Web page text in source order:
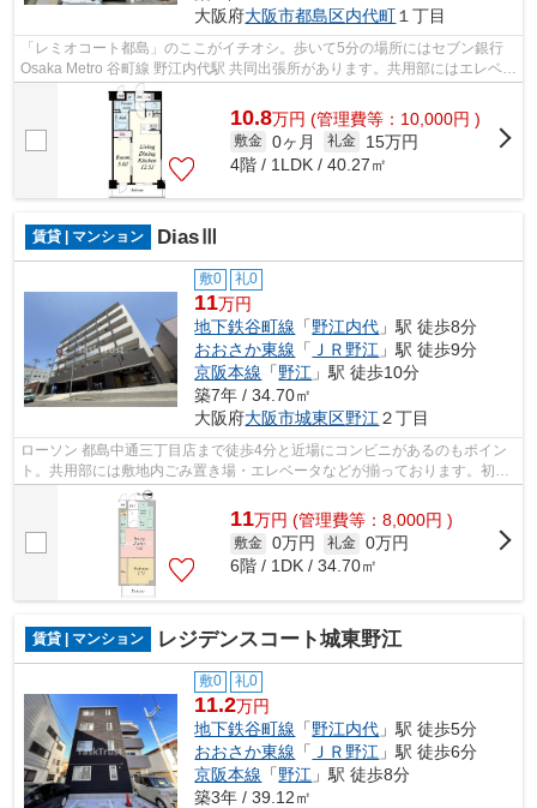
大阪府大阪市都島区内代町 １丁目
「レミオコート都島」のここがイチオシ。歩いて5分の場所にはセブン銀行
Osaka Metro 谷町線 野江内代駅 共同出張所があります。共用部にはエレベー
タ・敷地内ごみ置き場など様々な設...
10.8万円 (管理費等：10,000円 )
敷金 0ヶ月 礼金
15万円
4階 / 1LDK / 40.27㎡
賃貸 | マンション DiasⅢ
敷0 礼0
11万円
地下鉄谷町線 「野江内代 」駅 徒歩8分
おおさか東線 「 ＪＲ野江 」駅 徒歩9分
京阪本線 「野江 」駅 徒歩10分
築7年 / 34.70㎡
大阪府大阪市城東区野江 ２丁目
ローソン 都島中通三丁目店まで徒歩4分と近場にコンビニがあるのもポイン
ト。共用部には敷地内ごみ置き場・エレベータなどが揃っております。初期
費用のカード決済ができます。行動範...
11万円 (管理費等：8,000円 )
敷金 0万円 礼金 0万円
6階 / 1DK / 34.70㎡
賃貸 | マンション レジデンスコート城東野江
敷0 礼0
11.2万円
地下鉄谷町線 「野江内代 」駅 徒歩5分
おおさか東線 「 ＪＲ野江 」駅 徒歩6分
京阪本線 「野江 」駅 徒歩8分
築3年 / 39.12㎡